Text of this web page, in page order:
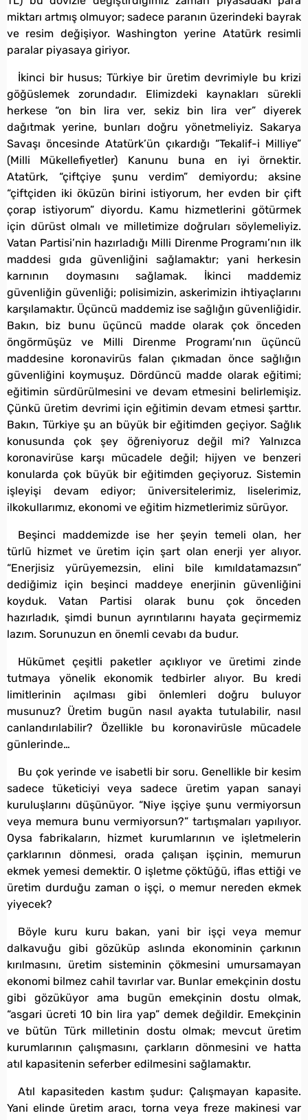
miktarı artmış olmuyor; sadece paranın üzerindeki bayrak
ve resim değişiyor. Washington yerine Atatürk resimli
paralar piyasaya giriyor.
İkinci bir husus; Türkiye bir üretim devrimiyle bu krizi
göğüslemek zorundadır. Elimizdeki kaynakları sürekli
herkese “on bin lira ver, sekiz bin lira ver” diyerek
dağıtmak yerine, bunları doğru yönetmeliyiz. Sakarya
Savaşı öncesinde Atatürk’ün çıkardığı “Tekalif-i Milliye”
(Milli Mükellefiyetler) Kanunu buna en iyi örnektir.
Atatürk, “çiftçiye şunu verdim” demiyordu; aksine
“çiftçiden iki öküzün birini istiyorum, her evden bir çift
çorap istiyorum” diyordu. Kamu hizmetlerini götürmek
için dürüst olmalı ve milletimize doğruları söylemeliyiz.
Vatan Partisi’nin hazırladığı Milli Direnme Programı’nın ilk
maddesi gıda güvenliğini sağlamaktır; yani herkesin
karnının doymasını sağlamak. İkinci maddemiz
güvenliğin güvenliği; polisimizin, askerimizin ihtiyaçlarını
karşılamaktır. Üçüncü maddemiz ise sağlığın güvenliğidir.
Bakın, biz bunu üçüncü madde olarak çok önceden
öngörmüşüz ve Milli Direnme Programı’nın üçüncü
maddesine koronavirüs falan çıkmadan önce sağlığın
güvenliğini koymuşuz. Dördüncü madde olarak eğitimi;
eğitimin sürdürülmesini ve devam etmesini belirlemişiz.
Çünkü üretim devrimi için eğitimin devam etmesi şarttır.
Bakın, Türkiye şu an büyük bir eğitimden geçiyor. Sağlık
konusunda çok şey öğreniyoruz değil mi? Yalnızca
koronavirüse karşı mücadele değil; hijyen ve benzeri
konularda çok büyük bir eğitimden geçiyoruz. Sistemin
işleyişi devam ediyor; üniversitelerimiz, liselerimiz,
ilkokullarımız, ekonomi ve eğitim hizmetlerimiz sürüyor.
Beşinci maddemizde ise her şeyin temeli olan, her
türlü hizmet ve üretim için şart olan enerji yer alıyor.
“Enerjisiz yürüyemezsin, elini bile kımıldatamazsın”
dediğimiz için beşinci maddeye enerjinin güvenliğini
koyduk. Vatan Partisi olarak bunu çok önceden
hazırladık, şimdi bunun ayrıntılarını hayata geçirmemiz
lazım. Sorunuzun en önemli cevabı da budur.
Hükümet çeşitli paketler açıklıyor ve üretimi zinde
tutmaya yönelik ekonomik tedbirler alıyor. Bu kredi
limitlerinin açılması gibi önlemleri doğru buluyor
musunuz? Üretim bugün nasıl ayakta tutulabilir, nasıl
canlandırılabilir? Özellikle bu koronavirüsle mücadele
günlerinde…
Bu çok yerinde ve isabetli bir soru. Genellikle bir kesim
sadece tüketiciyi veya sadece üretim yapan sanayi
kuruluşlarını düşünüyor. “Niye işçiye şunu vermiyorsun
veya memura bunu vermiyorsun?” tartışmaları yapılıyor.
Oysa fabrikaların, hizmet kurumlarının ve işletmelerin
çarklarının dönmesi, orada çalışan işçinin, memurun
ekmek yemesi demektir. O işletme çöktüğü, iflas ettiği ve
üretim durduğu zaman o işçi, o memur nereden ekmek
yiyecek?
Böyle kuru kuru bakan, yani bir işçi veya memur
dalkavuğu gibi gözüküp aslında ekonominin çarkının
kırılmasını, üretim sisteminin çökmesini umursamayan
ekonomi bilmez cahil tavırlar var. Bunlar emekçinin dostu
gibi gözüküyor ama bugün emekçinin dostu olmak,
“asgari ücreti 10 bin lira yap” demek değildir. Emekçinin
ve bütün Türk milletinin dostu olmak; mevcut üretim
kurumlarının çalışmasını, çarkların dönmesini ve hatta
atıl kapasitenin seferber edilmesini sağlamaktır.
Atıl kapasiteden kastım şudur: Çalışmayan kapasite.
Yani elinde üretim aracı, torna veya freze makinesi var